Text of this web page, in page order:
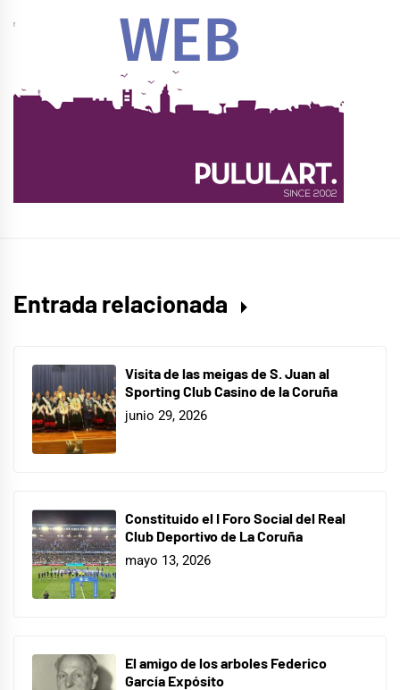
Entrada relacionada
Visita de las meigas de S. Juan al
Sporting Club Casino de la Coruña
junio 29, 2026
Constituido el I Foro Social del Real
Club Deportivo de La Coruña
mayo 13, 2026
El amigo de los arboles Federico
García Expósito